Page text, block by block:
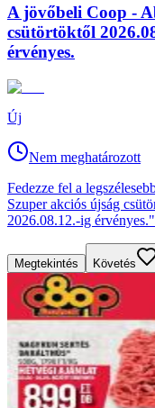
A jövőbeli Coop -
csütörtöktől
érvényes.
Új
Nem meghatározott
Fedezze fel a
Szuper akciós újság
2026.08.12.-ig
Megtekintés Követés